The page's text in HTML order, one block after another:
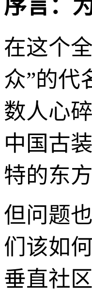
序言：
在这个
众”的代
数人心
中国古
特的东
但问题
们该如
垂直社